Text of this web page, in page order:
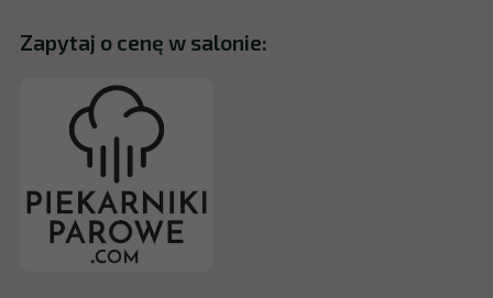
Zapytaj o cenę w salonie: